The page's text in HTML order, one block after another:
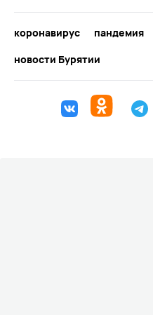
коронавирус пандемия
новости Бурятии